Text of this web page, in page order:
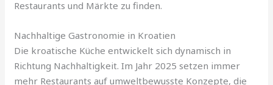
Restaurants und Märkte zu finden.
Nachhaltige Gastronomie in Kroatien
Die kroatische Küche entwickelt sich dynamisch in
Richtung Nachhaltigkeit. Im Jahr 2025 setzen immer
mehr Restaurants auf umweltbewusste Konzepte, die